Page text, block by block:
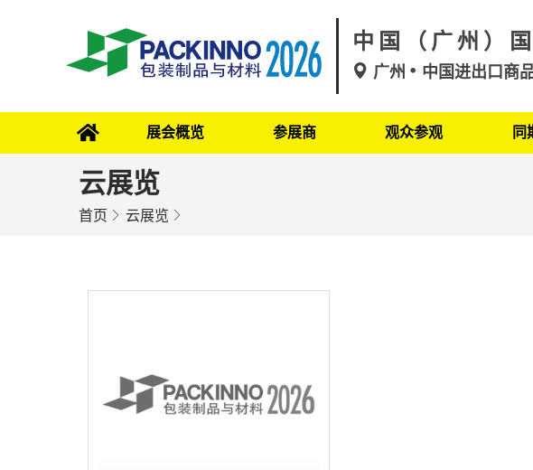
中国（广州）
广州 中国进出口商
展会概览 参展商 观众参观 同
云展览
首页 云展览